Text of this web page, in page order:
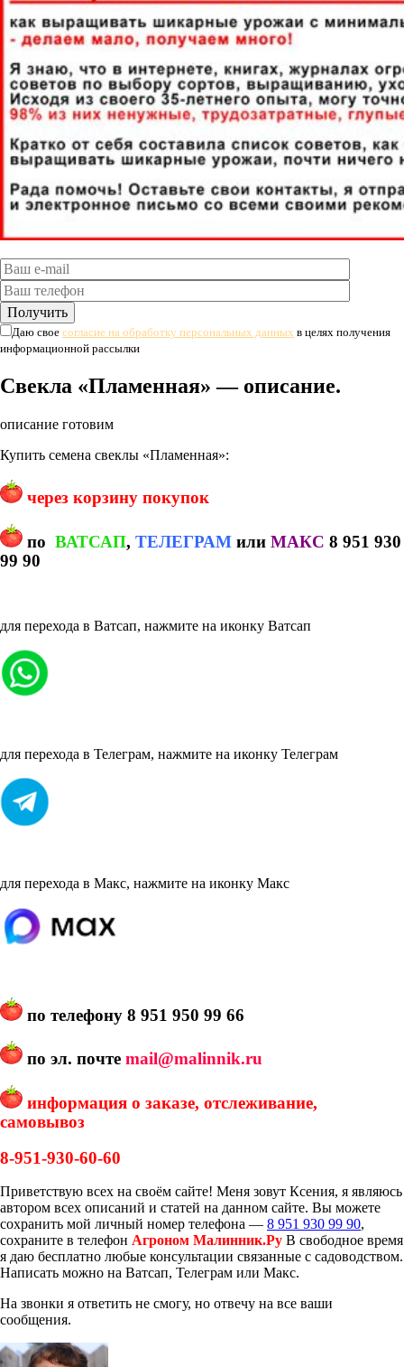
Даю свое согласие на обработку персональных данных в целях получения
информационной рассылки
Свекла «Пламенная» — описание.
описание готовим
Купить семена свеклы «Пламенная»:
через корзину покупок
по ВАТСАП, ТЕЛЕГРАМ или МАКС 8 951 930
99 90
для перехода в Ватсап, нажмите на иконку Ватсап
для перехода в Телеграм, нажмите на иконку Телеграм
для перехода в Макс, нажмите на иконку Макс
по телефону 8 951 950 99 66
по эл. почте mail@malinnik.ru
информация о заказе, отслеживание,
самовывоз
8-951-930-60-60
Приветствую всех на своём сайте! Меня зовут Ксения, я являюсь
автором всех описаний и статей на данном сайте. Вы можете
сохранить мой личный номер телефона — 8 951 930 99 90,
сохраните в телефон Агроном Малинник.Ру В свободное время
я даю бесплатно любые консультации связанные с садоводством.
Написать можно на Ватсап, Телеграм или Макс.
На звонки я ответить не смогу, но отвечу на все ваши
сообщения.